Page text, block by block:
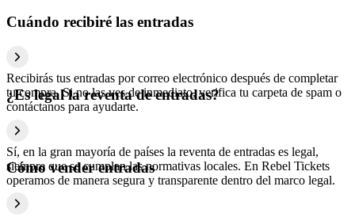
Cuándo recibiré las entradas
Recibirás tus entradas por correo electrónico después de completar
tu compra. Si no las ves de inmediato, verifica tu carpeta de spam o
contáctanos para ayudarte.
¿Es legal la reventa de entradas?
Sí, en la gran mayoría de países la reventa de entradas es legal,
siempre que se cumplan las normativas locales. En Rebel Tickets
operamos de manera segura y transparente dentro del marco legal.
Cómo vender entradas